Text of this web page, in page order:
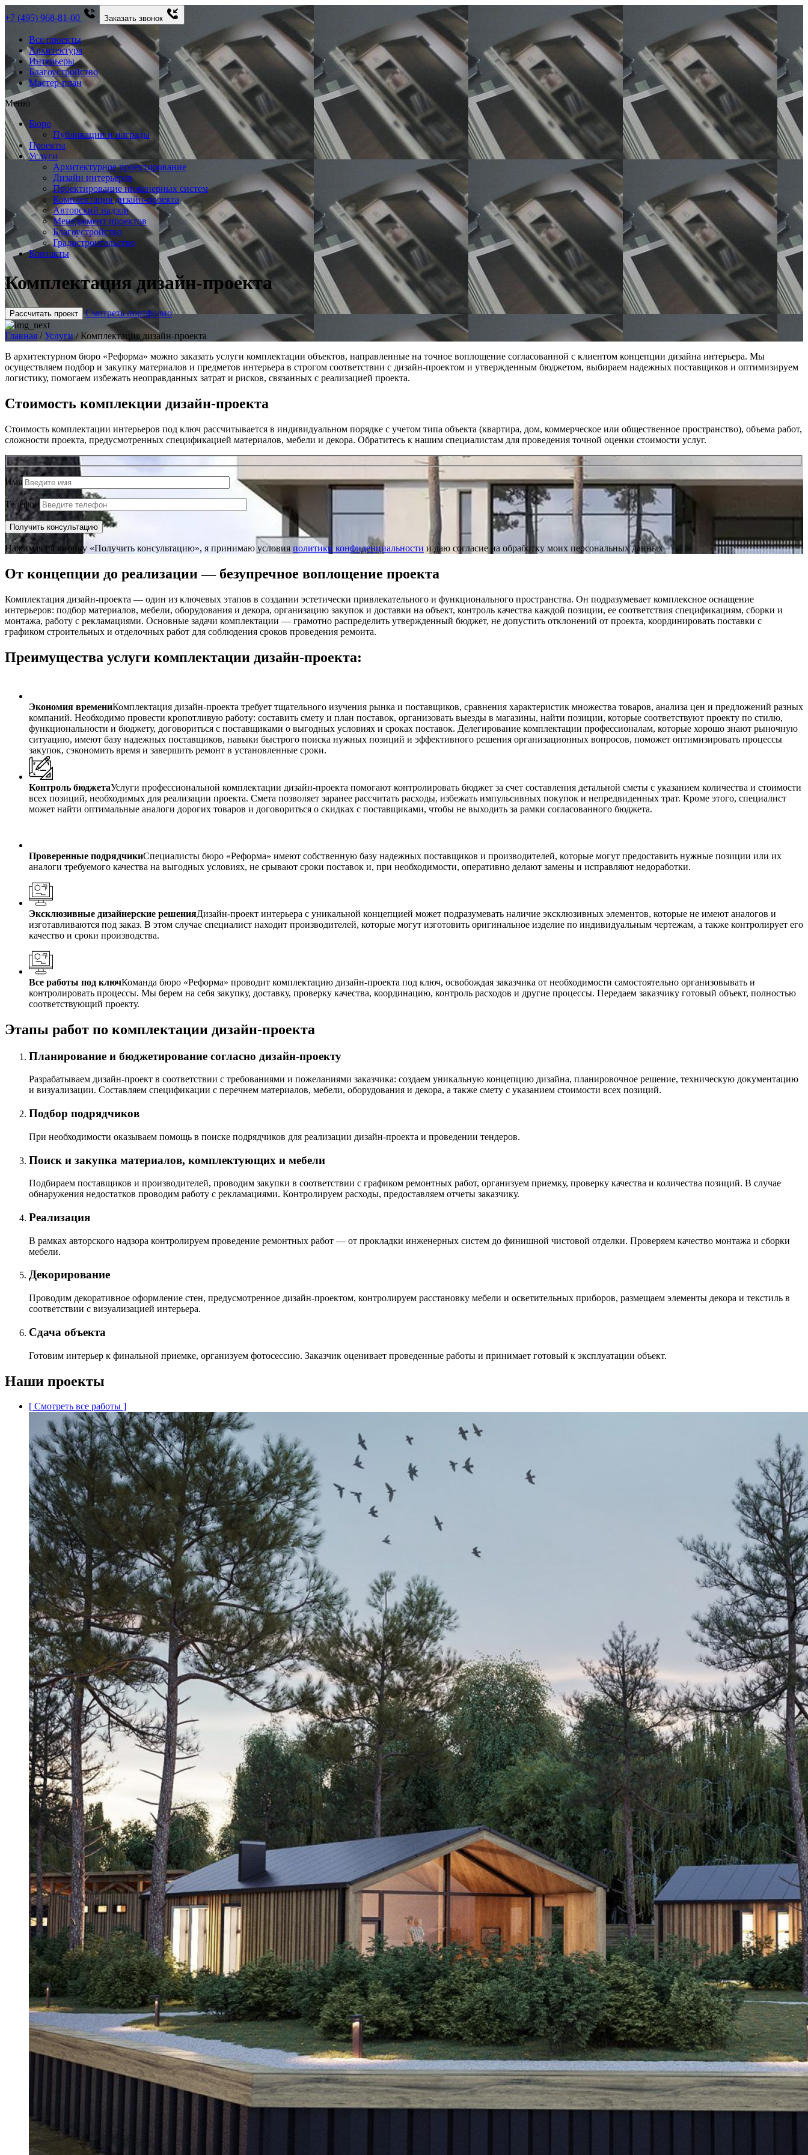
+7 (495) 968-81-00 Заказать звонок
Все проекты
Архитектура
Интерьеры
Благоустройство
Мастер-план
Меню
Бюро
Публикации и награды
Проекты
Услуги
Архитектурное проектирование
Дизайн интерьеров
Проектирование инженерных систем
Комплектация дизайн-проекта
Авторский надзор
Менеджмент проектов
Благоустройство
Градостроительство
Контакты
Комплектация дизайн-проекта
Рассчитать проект Смотреть портфолио
Главная /Услуги /Комплектация дизайн-проекта
В архитектурном бюро «Реформа» можно заказать услуги комплектации объектов, направленные на точное воплощение согласованной с клиентом концепции дизайна интерьера. Мы
осуществляем подбор и закупку материалов и предметов интерьера в строгом соответствии с дизайн-проектом и утвержденным бюджетом, выбираем надежных поставщиков и оптимизируем
логистику, помогаем избежать неоправданных затрат и рисков, связанных с реализацией проекта.
Стоимость комплекции дизайн-проекта
Стоимость комплектации интерьеров под ключ рассчитывается в индивидуальном порядке с учетом типа объекта (квартира, дом, коммерческое или общественное пространство), объема работ,
сложности проекта, предусмотренных спецификацией материалов, мебели и декора. Обратитесь к нашим специалистам для проведения точной оценки стоимости услуг.
Имя
Телефон
Нажимая на кнопку «Получить консультацию», я принимаю условия политики конфиденциальности и даю согласие на обработку моих персональных данных
От концепции до реализации — безупречное воплощение проекта
Комплектация дизайн-проекта — один из ключевых этапов в создании эстетически привлекательного и функционального пространства. Он подразумевает комплексное оснащение
интерьеров: подбор материалов, мебели, оборудования и декора, организацию закупок и доставки на объект, контроль качества каждой позиции, ее соответствия спецификациям, сборки и
монтажа, работу с рекламациями. Основные задачи комплектации — грамотно распределить утвержденный бюджет, не допустить отклонений от проекта, координировать поставки с
графиком строительных и отделочных работ для соблюдения сроков проведения ремонта.
Преимущества услуги комплектации дизайн-проекта:
Экономия времениКомплектация дизайн-проекта требует тщательного изучения рынка и поставщиков, сравнения характеристик множества товаров, анализа цен и предложений разных
компаний. Необходимо провести кропотливую работу: составить смету и план поставок, организовать выезды в магазины, найти позиции, которые соответствуют проекту по стилю,
функциональности и бюджету, договориться с поставщиками о выгодных условиях и сроках поставок. Делегирование комплектации профессионалам, которые хорошо знают рыночную
ситуацию, имеют базу надежных поставщиков, навыки быстрого поиска нужных позиций и эффективного решения организационных вопросов, поможет оптимизировать процессы
закупок, сэкономить время и завершить ремонт в установленные сроки.
Контроль бюджетаУслуги профессиональной комплектации дизайн-проекта помогают контролировать бюджет за счет составления детальной сметы с указанием количества и стоимости
всех позиций, необходимых для реализации проекта. Смета позволяет заранее рассчитать расходы, избежать импульсивных покупок и непредвиденных трат. Кроме этого, специалист
может найти оптимальные аналоги дорогих товаров и договориться о скидках с поставщиками, чтобы не выходить за рамки согласованного бюджета.
Проверенные подрядчикиСпециалисты бюро «Реформа» имеют собственную базу надежных поставщиков и производителей, которые могут предоставить нужные позиции или их
аналоги требуемого качества на выгодных условиях, не срывают сроки поставок и, при необходимости, оперативно делают замены и исправляют недоработки.
Эксклюзивные дизайнерские решенияДизайн-проект интерьера с уникальной концепцией может подразумевать наличие эксклюзивных элементов, которые не имеют аналогов и
изготавливаются под заказ. В этом случае специалист находит производителей, которые могут изготовить оригинальное изделие по индивидуальным чертежам, а также контролирует его
качество и сроки производства.
Все работы под ключКоманда бюро «Реформа» проводит комплектацию дизайн-проекта под ключ, освобождая заказчика от необходимости самостоятельно организовывать и
контролировать процессы. Мы берем на себя закупку, доставку, проверку качества, координацию, контроль расходов и другие процессы. Передаем заказчику готовый объект, полностью
соответствующий проекту.
Этапы работ по комплектации дизайн-проекта
Планирование и бюджетирование согласно дизайн-проекту
Разрабатываем дизайн-проект в соответствии с требованиями и пожеланиями заказчика: создаем уникальную концепцию дизайна, планировочное решение, техническую документацию
и визуализации. Составляем спецификации с перечнем материалов, мебели, оборудования и декора, а также смету с указанием стоимости всех позиций.
Подбор подрядчиков
При необходимости оказываем помощь в поиске подрядчиков для реализации дизайн-проекта и проведении тендеров.
Поиск и закупка материалов, комплектующих и мебели
Подбираем поставщиков и производителей, проводим закупки в соответствии с графиком ремонтных работ, организуем приемку, проверку качества и количества позиций. В случае
обнаружения недостатков проводим работу с рекламациями. Контролируем расходы, предоставляем отчеты заказчику.
Реализация
В рамках авторского надзора контролируем проведение ремонтных работ — от прокладки инженерных систем до финишной чистовой отделки. Проверяем качество монтажа и сборки
мебели.
Декорирование
Проводим декоративное оформление стен, предусмотренное дизайн-проектом, контролируем расстановку мебели и осветительных приборов, размещаем элементы декора и текстиль в
соответствии с визуализацией интерьера.
Сдача объекта
Готовим интерьер к финальной приемке, организуем фотосессию. Заказчик оценивает проведенные работы и принимает готовый к эксплуатации объект.
Наши проекты
[ Смотреть все работы ]